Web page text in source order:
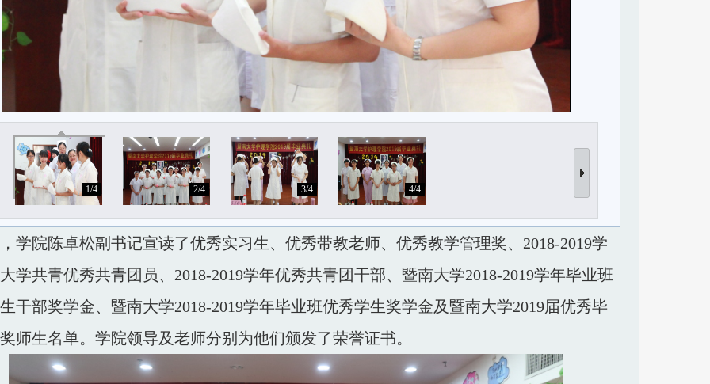
1/4 2/4 3/4 4/4
院陈卓松副书记宣读了优秀实习生、优秀带教老师、优秀教学管理奖、2018-2019学
学共青优秀共青团员、2018-2019学年优秀共青团干部、暨南大学2018-2019学年毕业班
干部奖学金、暨南大学2018-2019学年毕业班优秀学生奖学金及暨南大学2019届优秀毕
师生名单。学院领导及老师分别为他们颁发了荣誉证书。